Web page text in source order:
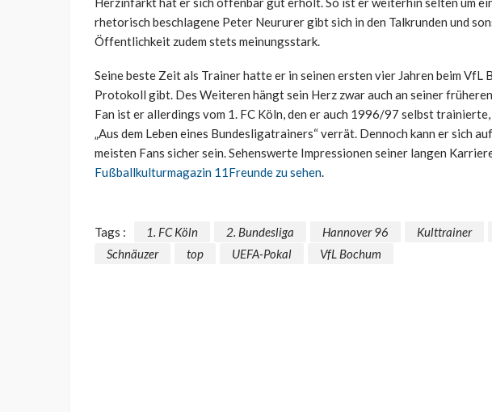
rhetorisch beschlagene Peter Neururer gibt sich in den Talkrunden und
Öffentlichkeit zudem stets meinungsstark.
Seine beste Zeit als Trainer hatte er in seinen ersten vier Jahren beim VfL
Protokoll gibt. Des Weiteren hängt sein Herz zwar auch an seiner
Fan ist er allerdings vom 1. FC Köln, den er auch 1996/97 selbst
„Aus dem Leben eines Bundesligatrainers“ verrät. Dennoch kann er sich
meisten Fans sicher sein. Sehenswerte Impressionen seiner langen
Fußballkulturmagazin 11Freunde zu sehen.
Tags : 1. FC Köln 2. Bundesliga Hannover 96 Kulttrainer
Schnäuzer
top UEFA-Pokal VfL Bochum